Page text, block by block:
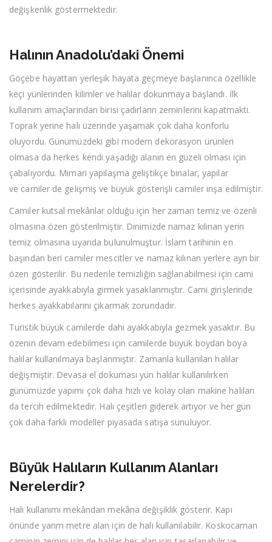
değişkenlik göstermektedir.
Halının Anadolu’daki Önemi
Göçebe hayattan yerleşik hayata geçmeye başlanınca özellikle
keçi yünlerinden kilimler ve halılar dokunmaya başlandı. İlk
kullanım amaçlarından birisi çadırların zeminlerini kapatmaktı.
Toprak yerine halı üzerinde yaşamak çok daha konforlu
oluyordu. Günümüzdeki gibi modern dekorasyon ürünleri
olmasa da herkes kendi yaşadığı alanın en güzeli olması için
çabalıyordu. Mimari yapılaşma geliştikçe binalar, yapılar
ve camiler de gelişmiş ve büyük gösterişli camiler inşa edilmiştir.
Camiler kutsal mekânlar olduğu için her zaman temiz ve özenli
olmasına özen gösterilmiştir. Dinimizde namaz kılınan yerin
temiz olmasına uyarıda bulunulmuştur. İslam tarihinin en
başından beri camiler mescitler ve namaz kılınan yerlere ayrı bir
özen gösterilir. Bu nedenle temizliğin sağlanabilmesi için cami
içerisinde ayakkabıyla girmek yasaklanmıştır. Cami girişlerinde
herkes ayakkabılarını çıkarmak zorundadır.
Turistik büyük camilerde dahi ayakkabıyla gezmek yasaktır. Bu
özenin devam edebilmesi için camilerde büyük boydan boya
halılar kullanılmaya başlanmıştır. Zamanla kullanılan halılar
değişmiştir. Devasa el dokuması yün halılar kullanılırken
günümüzde yapımı çok daha hızlı ve kolay olan makine halıları
da tercih edilmektedir. Halı çeşitleri giderek artıyor ve her gün
çok daha farklı modeller piyasada satışa sunuluyor.
Büyük Halıların Kullanım Alanları
Nerelerdir?
Halı kullanımı mekândan mekâna değişiklik gösterir. Kapı
önünde yarım metre alan için de halı kullanılabilir. Koskocaman